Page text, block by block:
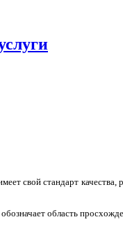
свой стандарт
область